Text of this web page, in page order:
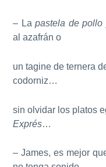
– Lapastela de pollo
al azafrán o
un tagine de ternera
codorniz…
sin olvidar los platos
Exprés…
– James, es mejor